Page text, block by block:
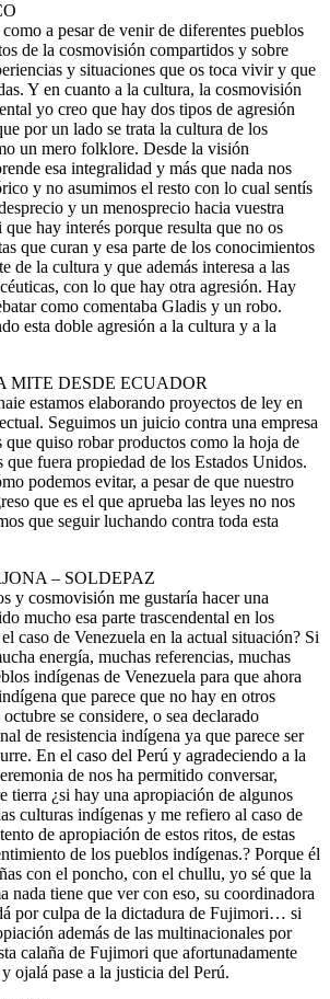
a pesar de venir de diferentes pueblos
de la cosmovisión compartidos y sobre
y situaciones que os toca vivir y que
Y en cuanto a la cultura, la cosmovisión
yo creo que hay dos tipos de agresión
por un lado se trata la cultura de los
un mero folklore. Desde la visión
esa integralidad y más que nada nos
y no asumimos el resto con lo cual sentís
y un menosprecio hacia vuestra
que hay interés porque resulta que no os
que curan y esa parte de los conocimientos
de la cultura y que además interesa a las
con lo que hay otra agresión. Hay
como comentaba Gladis y un robo.
esta doble agresión a la cultura y a la
DESDE ECUADOR
estamos elaborando proyectos de ley en
Seguimos un juicio contra una empresa
que quiso robar productos como la hoja de
que fuera propiedad de los Estados Unidos.
podemos evitar, a pesar de que nuestro
que es el que aprueba las leyes no nos
que seguir luchando contra toda esta
– SOLDEPAZ
y cosmovisión me gustaría hacer una
mucho esa parte trascendental en los
caso de Venezuela en la actual situación? Si
energía, muchas referencias, muchas
indígenas de Venezuela para que ahora
que parece que no hay en otros
se considere, o sea declarado
de resistencia indígena ya que parece ser
En el caso del Perú y agradeciendo a la
de nos ha permitido conversar,
tierra ¿si hay una apropiación de algunos
culturas indígenas y me refiero al caso de
de apropiación de estos ritos, de estas
de los pueblos indígenas.? Porque él
con el poncho, con el chullu, yo sé que la
nada tiene que ver con eso, su coordinadora
por culpa de la dictadura de Fujimori… si
además de las multinacionales por
calaña de Fujimori que afortunadamente
ojalá pase a la justicia del Perú.